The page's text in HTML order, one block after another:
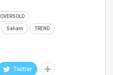
OVERSOLD
Saham TREND
Twitter